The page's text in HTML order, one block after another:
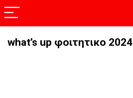
what’s up φοιτητικο 2024